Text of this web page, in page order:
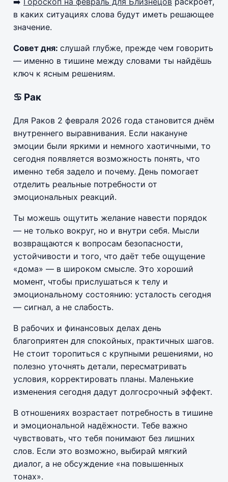
в каких ситуациях слова будут иметь решающее
значение.
Совет дня: слушай глубже, прежде чем говорить
— именно в тишине между словами ты найдёшь
ключ к ясным решениям.
♋ Рак
Для Раков 2 февраля 2026 года становится днём
внутреннего выравнивания. Если накануне
эмоции были яркими и немного хаотичными, то
сегодня появляется возможность понять, что
именно тебя задело и почему. День помогает
отделить реальные потребности от
эмоциональных реакций.
Ты можешь ощутить желание навести порядок
— не только вокруг, но и внутри себя. Мысли
возвращаются к вопросам безопасности,
устойчивости и того, что даёт тебе ощущение
«дома» — в широком смысле. Это хороший
момент, чтобы прислушаться к телу и
эмоциональному состоянию: усталость сегодня
— сигнал, а не слабость.
В рабочих и финансовых делах день
благоприятен для спокойных, практичных шагов.
Не стоит торопиться с крупными решениями, но
полезно уточнять детали, пересматривать
условия, корректировать планы. Маленькие
изменения сегодня дадут долгосрочный эффект.
В отношениях возрастает потребность в тишине
и эмоциональной надёжности. Тебе важно
чувствовать, что тебя понимают без лишних
слов. Если это возможно, выбирай мягкий
диалог, а не обсуждение «на повышенных
тонах».